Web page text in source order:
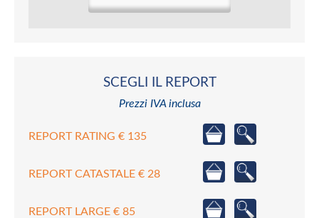
SCEGLI IL REPORT
Prezzi IVA inclusa
REPORT RATING € 135
REPORT CATASTALE € 28
REPORT LARGE € 85